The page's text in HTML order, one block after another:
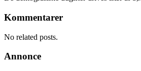
Kommentarer
No related posts.
Annonce